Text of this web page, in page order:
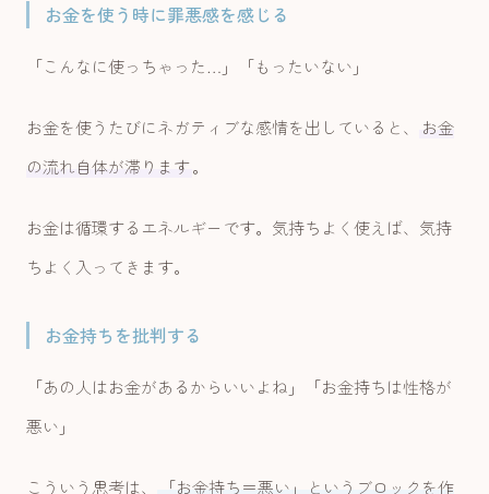
お金を使う時に罪悪感を感じる
「こんなに使っちゃった…」「もったいない」
お金を使うたびにネガティブな感情を出していると、
お金
の流れ自体が滞ります。
お金は循環するエネルギーです。気持ちよく使えば、気持
ちよく入ってきます。
お金持ちを批判する
「あの人はお金があるからいいよね」「お金持ちは性格が
悪い」
こういう思考は、 「お金持ち＝悪い」というブロックを作